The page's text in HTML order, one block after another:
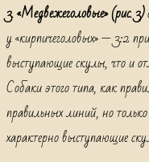
3. «Медвежеголовые» (рис. 3)
у «кирпичеголовых» — 3:2
выступающие скулы, что и
Собаки этого типа, как
правильных линий, но только
характерно выступающие